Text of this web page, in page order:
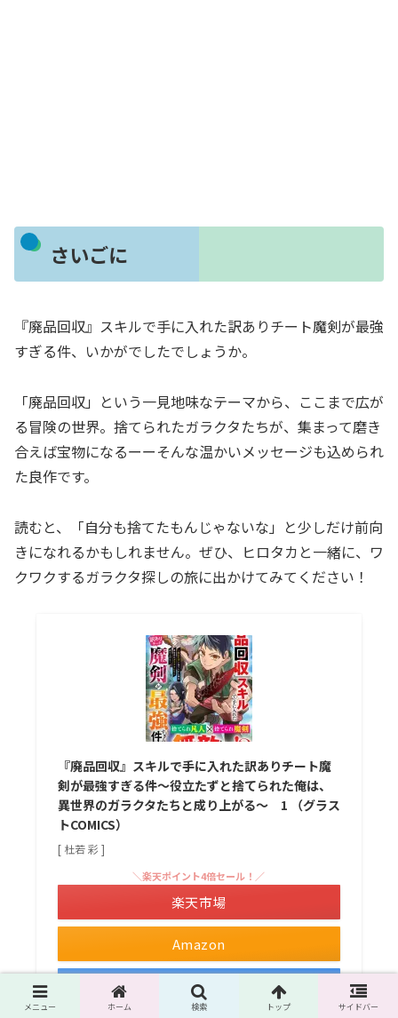
さいごに
『廃品回収』スキルで手に入れた訳ありチート魔剣が最強
すぎる件、いかがでしたでしょうか。
「廃品回収」という一見地味なテーマから、ここまで広が
る冒険の世界。捨てられたガラクタたちが、集まって磨き
合えば宝物になるーーそんな温かいメッセージも込められ
た良作です。
読むと、「自分も捨てたもんじゃないな」と少しだけ前向
きになれるかもしれません。ぜひ、ヒロタカと一緒に、ワ
クワクするガラクタ探しの旅に出かけてみてください！
『廃品回収』スキルで手に入れた訳ありチート魔
剣が最強すぎる件～役立たずと捨てられた俺は、
異世界のガラクタたちと成り上がる～ 1 （グラス
トCOMICS）
[ 杜若 彩 ]
Amazon
＼楽天ポイント4倍セール！／
楽天市場
Yahooショッピング
メニュー ホーム 検索 トップ サイドバー